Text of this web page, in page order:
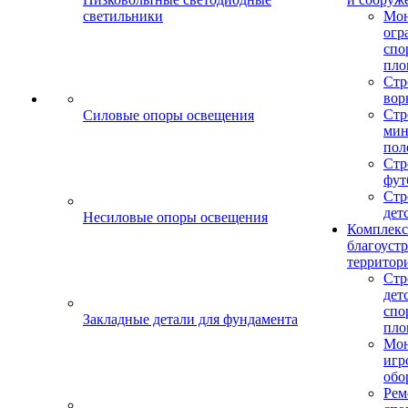
светильники
Силовые опоры освещения
Несиловые опоры освещения
Закладные детали для фундамента